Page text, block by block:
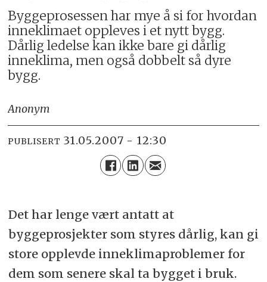
Byggeprosessen har mye å si for hvordan
inneklimaet oppleves i et nytt bygg.
Dårlig ledelse kan ikke bare gi dårlig
inneklima, men også dobbelt så dyre
bygg.
Anonym
PUBLISERT 31.05.2007 - 12:30
Det har lenge vært antatt at
byggeprosjekter som styres dårlig, kan gi
store opplevde inneklimaproblemer for
dem som senere skal ta bygget i bruk.